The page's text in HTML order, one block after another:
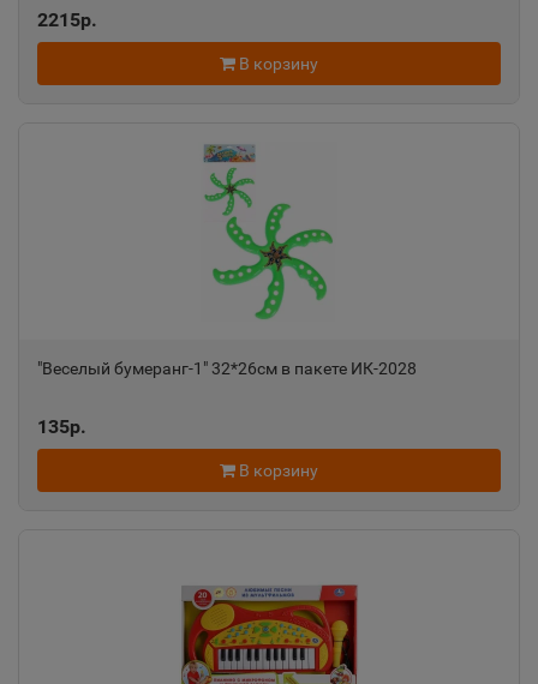
2215р.
В корзину
"Веселый бумеранг-1" 32*26см в пакете ИК-2028
135р.
В корзину